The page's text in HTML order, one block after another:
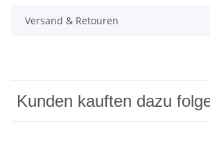
Versand & Retouren
Kunden kauften dazu